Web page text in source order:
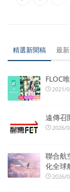
精選新聞稿 最
FLOC
2021/
遠傳召
2026/
聯合航
化全球
2026/